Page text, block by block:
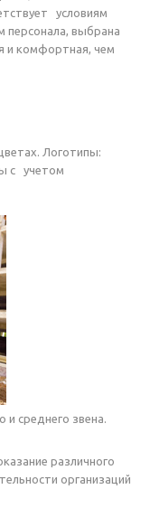
условиям
персонала, выбрана
и комфортная, чем
Логотипы:
с учетом
среднего звена.
различного
организаций